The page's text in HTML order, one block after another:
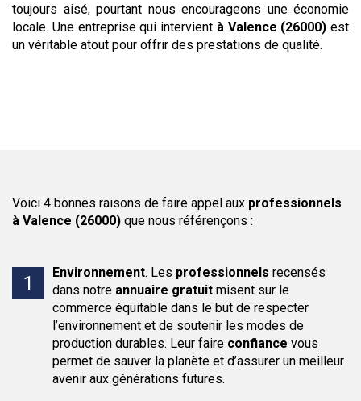
toujours aisé, pourtant nous encourageons une économie
locale. Une entreprise qui intervient à Valence (26000) est
un véritable atout pour offrir des prestations de qualité.
Voici 4 bonnes raisons de faire appel aux professionnels
à Valence (26000) que nous référençons :
Environnement. Les professionnels recensés
dans notre annuaire gratuit misent sur le
commerce équitable dans le but de respecter
l’environnement et de soutenir les modes de
production durables. Leur faire confiance vous
permet de sauver la planète et d’assurer un meilleur
avenir aux générations futures.